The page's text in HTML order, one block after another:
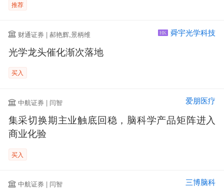
推荐
财通证券 | 郝艳辉,景柄维 HK 舜宇光学科技
光学龙头催化渐次落地
买入
中航证券 | 闫智 爱朋医疗
集采切换期主业触底回稳，脑科学产品矩阵进入
商业化验
买入
中航证券 | 闫智 三博脑科